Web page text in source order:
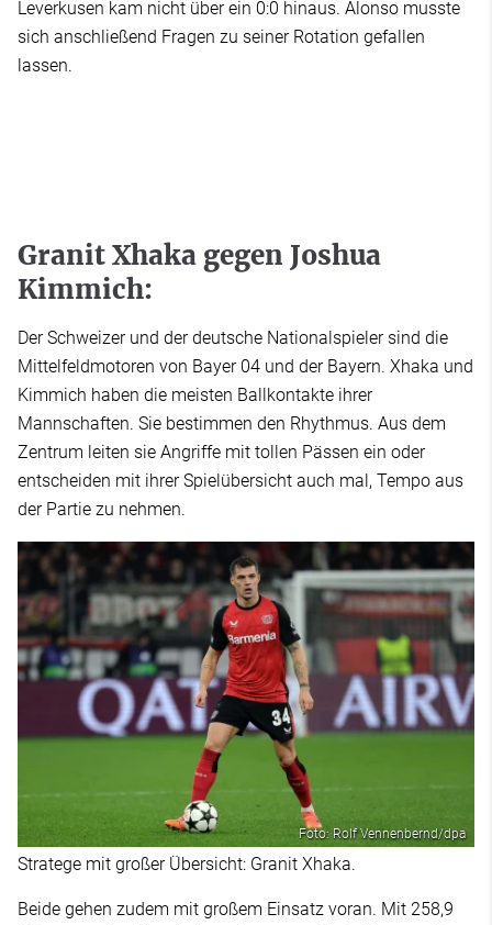
Leverkusen kam nicht über ein 0:0 hinaus. Alonso musste
sich anschließend Fragen zu seiner Rotation gefallen
lassen.
Granit Xhaka gegen Joshua
Kimmich:
Der Schweizer und der deutsche Nationalspieler sind die
Mittelfeldmotoren von Bayer 04 und der Bayern. Xhaka und
Kimmich haben die meisten Ballkontakte ihrer
Mannschaften. Sie bestimmen den Rhythmus. Aus dem
Zentrum leiten sie Angriffe mit tollen Pässen ein oder
entscheiden mit ihrer Spielübersicht auch mal, Tempo aus
der Partie zu nehmen.
Foto: Rolf Vennenbernd/dpa
Stratege mit großer Übersicht: Granit Xhaka.
Beide gehen zudem mit großem Einsatz voran. Mit 258,9